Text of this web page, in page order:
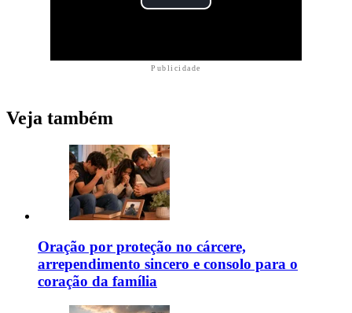
Publicidade
Veja também
Oração por proteção no cárcere,
arrependimento sincero e consolo para o
coração da família